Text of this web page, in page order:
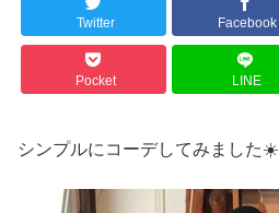
Twitter Facebook
Pocket LINE
シンプルにコーデしてみました☀️